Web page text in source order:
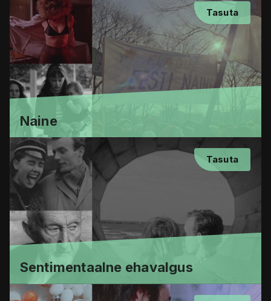
Tasuta
Naine
Tasuta
Sentimentaalne ehavalgus